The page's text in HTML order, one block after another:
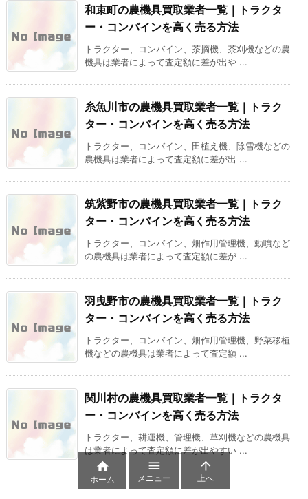
和束町の農機具買取業者一覧｜トラクタ
ー・コンバインを高く売る方法
トラクター、コンバイン、茶摘機、茶刈機などの農
機具は業者によって査定額に差が出や ...
糸魚川市の農機具買取業者一覧｜トラク
ター・コンバインを高く売る方法
トラクター、コンバイン、田植え機、除雪機などの
農機具は業者によって査定額に差が出 ...
筑紫野市の農機具買取業者一覧｜トラク
ター・コンバインを高く売る方法
トラクター、コンバイン、畑作用管理機、動噴など
の農機具は業者によって査定額に差が ...
羽曳野市の農機具買取業者一覧｜トラク
ター・コンバインを高く売る方法
トラクター、コンバイン、畑作用管理機、野菜移植
機などの農機具は業者によって査定額 ...
関川村の農機具買取業者一覧｜トラクタ
ー・コンバインを高く売る方法
トラクター、耕運機、管理機、草刈機などの農機具
は業者によって査定額に差が出やすい ...

ホーム

メニュー

上へ